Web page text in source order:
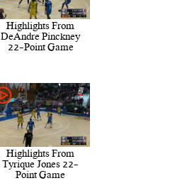
Highlights From
DeAndre Pinckney
22-Point Game
Highlights From
Tyrique Jones 22-
Point Game